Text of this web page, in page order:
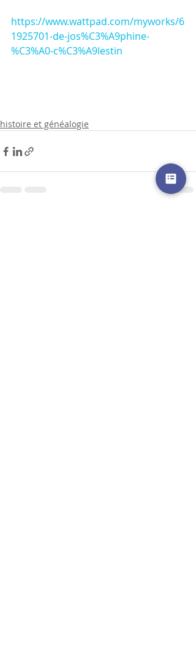
https://www.wattpad.com/myworks/6
1925701-de-jos%C3%A9phine-
%C3%A0-c%C3%A9lestin
histoire et généalogie